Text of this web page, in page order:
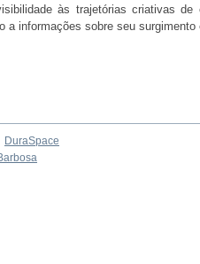
às trajetórias criativas de
a informações sobre seu
DuraSpace